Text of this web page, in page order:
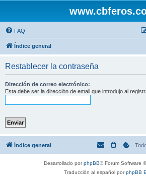
FAQ
Índice general
Restablecer la contraseña
Dirección de correo electrónico:
Esta debe ser la dirección de email que introdujo al
Índice general
Desarrollado porphpBB® Forum Software
Traducción al español porphpBB